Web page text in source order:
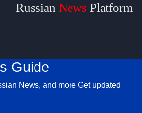
Guide
News, and more Get updated
Russian News Platform